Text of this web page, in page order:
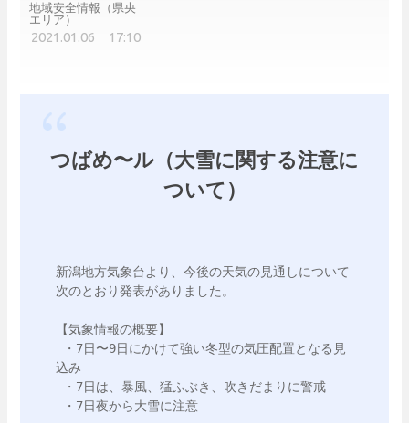
地域安全情報（県央
エリア）
2021.01.06 17:10
つばめ〜ル（大雪に関する注意に
ついて）
新潟地方気象台より、今後の天気の見通しについて
次のとおり発表がありました。
【気象情報の概要】
込み